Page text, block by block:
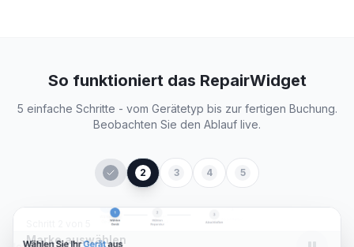
So funktioniert das RepairWidget
5 einfache Schritte - vom Gerätetyp bis zur fertigen Buchung.
Beobachten Sie den Ablauf live.
2 3 4 5
Marke auswählen